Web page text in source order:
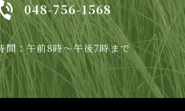
048-756-1568
間：午前8時～午後7時まで